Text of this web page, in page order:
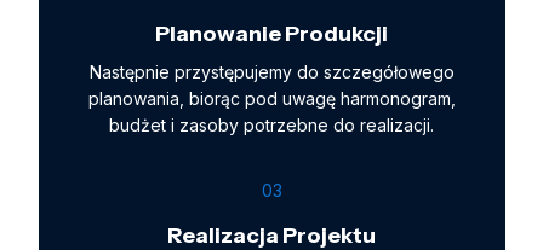
Planowanie Produkcji
Następnie przystępujemy do szczegółowego
planowania, biorąc pod uwagę harmonogram,
budżet i zasoby potrzebne do realizacji.
03
Realizacja Projektu